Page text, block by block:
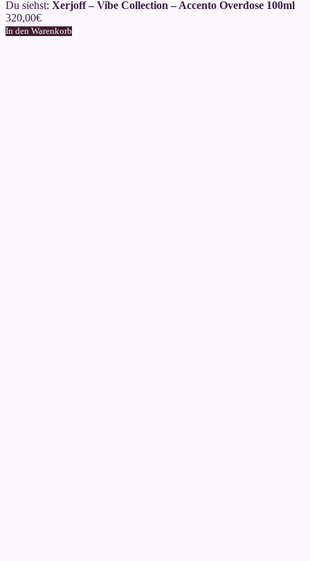
Du siehst: Xerjoff – Vibe Collection – Accento Overdose 100ml
320,00€
In den Warenkorb